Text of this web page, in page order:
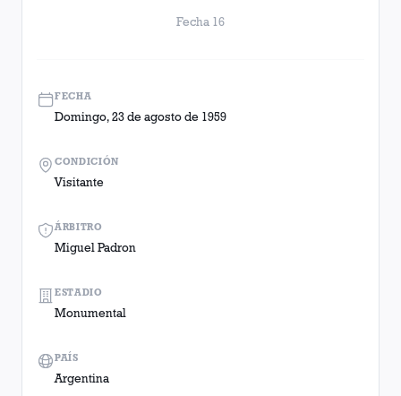
Fecha 16
FECHA
Domingo, 23 de agosto de 1959
ÁRBITRO
Miguel Padron
CONDICIÓN
Visitante
ESTADIO
Monumental
PAÍS
Argentina